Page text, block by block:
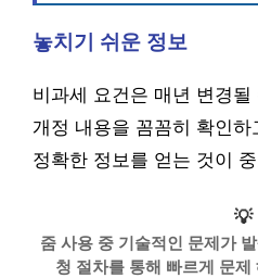
놓치기 쉬운 정보
비과세 요건은 매년 변경
개정 내용을 꼼꼼히 확인하
정확한 정보를 얻는 것이
💡
줌 사용 중 기술적인 문제가
청 절차를 통해 빠르게 문